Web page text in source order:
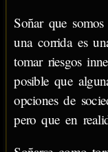
Soñar que
una corrida es
tomar riesgos
posible que
opciones de
pero que en